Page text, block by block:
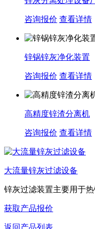
咨询报价 查看详情
锌锅锌灰净化装置
咨询报价 查看详情
高精度锌渣分离机
咨询报价 查看详情
大流量锌灰过滤设备
锌灰过滤装置主要用于
获取产品报价